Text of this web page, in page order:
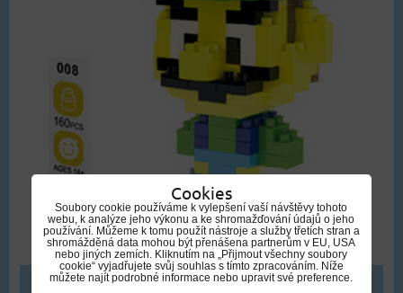
Cookies
Soubory cookie používáme k vylepšení vaší návštěvy tohoto
webu, k analýze jeho výkonu a ke shromažďování údajů o jeho
používání. Můžeme k tomu použít nástroje a služby třetích stran a
shromážděná data mohou být přenášena partnerům v EU, USA
nebo jiných zemích. Kliknutím na „Přijmout všechny soubory
cookie“ vyjadřujete svůj souhlas s tímto zpracováním. Níže
můžete najít podrobné informace nebo upravit své preference.